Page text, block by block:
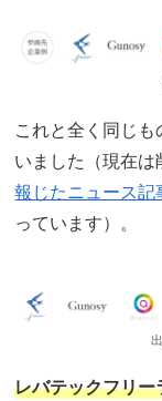
これと全く同じ
いました（現在
報じたニュース記
っています）。
レバテックフリ